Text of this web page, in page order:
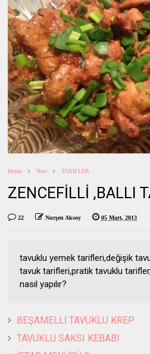
Home New TARİFLER
ZENCEFİLLİ ,BALLI
22 Nurşen Aksoy 05 Mart, 2013
tavuklu yemek tarifleri,değişik
tavuk tarifleri,pratik tavuklu
nasıl yapılır?
BEŞAMELLİ TAVUKLU KREP
TAVUKLU SAKSI KEBABI